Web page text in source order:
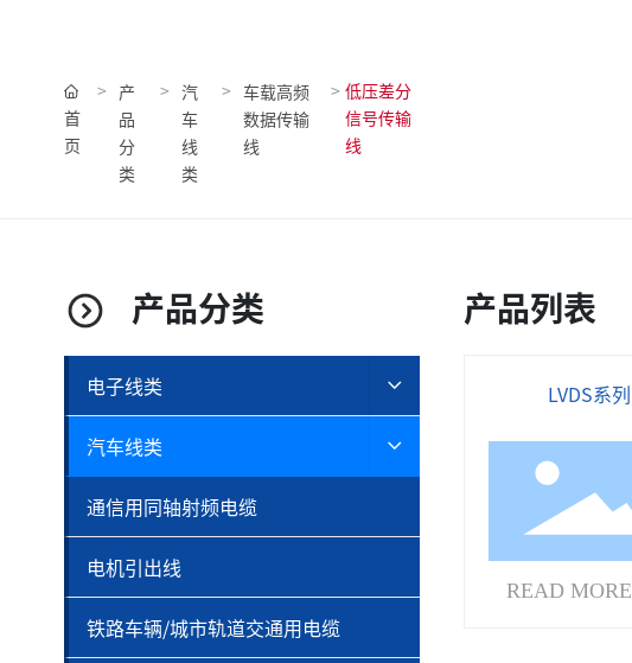
首
页
产
品
分
类
汽
车
线
类
车载高频
数据传输
线
低压差分
信号传输
线
产品分类
电子线类
汽车线类
通信用同轴射频电缆
电机引出线
铁路车辆/城市轨道交通用电缆
产品列表
LVDS系列
READ MORE